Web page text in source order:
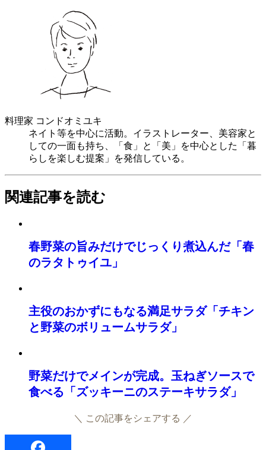
料理家 コンドオミユキ
ネイト等を中心に活動。イラストレーター、美容家と
しての一面も持ち、「食」と「美」を中心とした「暮
らしを楽しむ提案」を発信している。
関連記事を読む
春野菜の旨みだけでじっくり煮込んだ「春
のラタトゥイユ」
主役のおかずにもなる満足サラダ「チキン
と野菜のボリュームサラダ」
野菜だけでメインが完成。玉ねぎソースで
食べる「ズッキーニのステーキサラダ」
＼ この記事をシェアする ／